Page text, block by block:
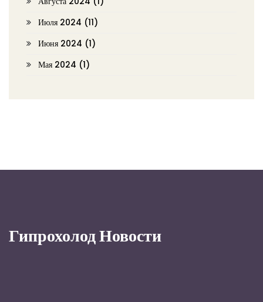
Июля 2024 (11)
Июня 2024 (1)
Мая 2024 (1)
Гипрохолод Новости